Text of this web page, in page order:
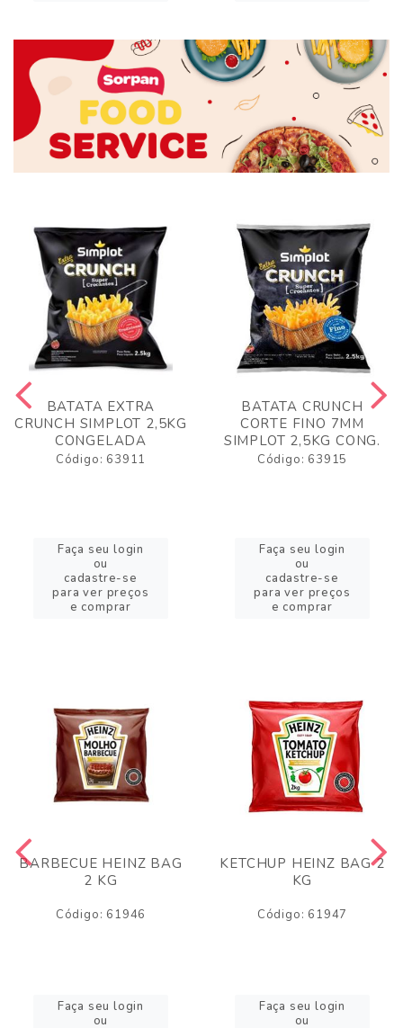
BATATA EXTRA
CRUNCH SIMPLOT 2,5KG
CONGELADA
Código: 63911
Faça seu login
ou
cadastre-se
para ver preços
e comprar
BATATA CRUNCH
CORTE FINO 7MM
SIMPLOT 2,5KG CONG.
Código: 63915
Faça seu login
ou
cadastre-se
para ver preços
e comprar
BARBECUE HEINZ BAG
2 KG
Código: 61946
Faça seu login
ou
KETCHUP HEINZ BAG 2
KG
Código: 61947
Faça seu login
ou